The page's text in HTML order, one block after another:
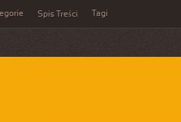
Spis Treści Tagi